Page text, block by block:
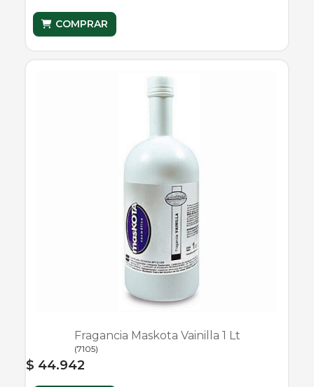
COMPRAR
Fragancia Maskota Vainilla 1 Lt
(7105)
$ 44.942